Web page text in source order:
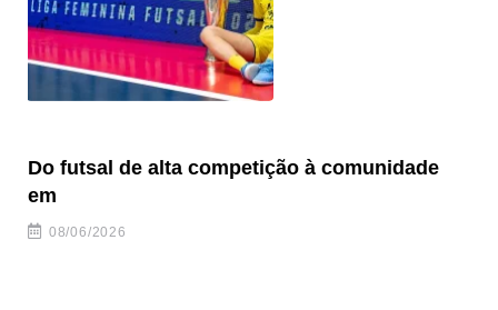
Do futsal de alta competição à comunidade
em
08/06/2026